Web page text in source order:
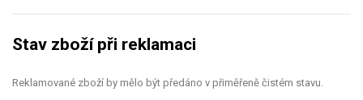
Stav zboží při reklamaci
Reklamované zboží by mělo být předáno v přiměřeně čistém stavu.